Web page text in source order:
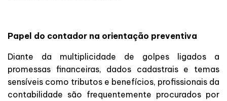
Papel do contador na orientação preventiva
Diante da multiplicidade de golpes ligados a
promessas financeiras, dados cadastrais e temas
sensíveis como tributos e benefícios, profissionais da
contabilidade são frequentemente procurados por